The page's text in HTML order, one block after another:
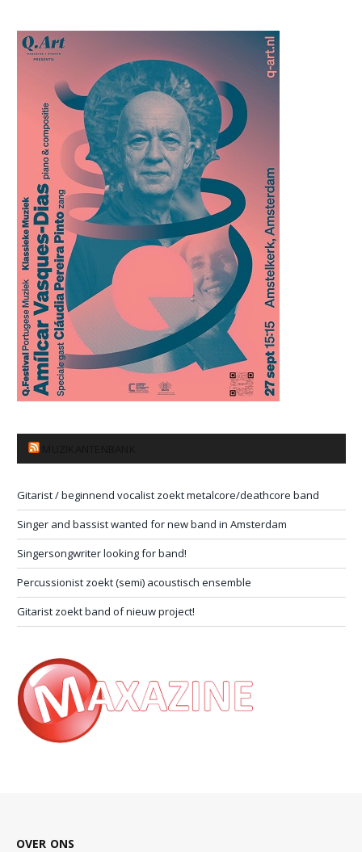
Gitarist / beginnend vocalist zoekt metalcore/deathcore band
Singer and bassist wanted for new band in Amsterdam
Singersongwriter looking for band!
Percussionist zoekt (semi) acoustisch ensemble
Gitarist zoekt band of nieuw project!
OVER ONS